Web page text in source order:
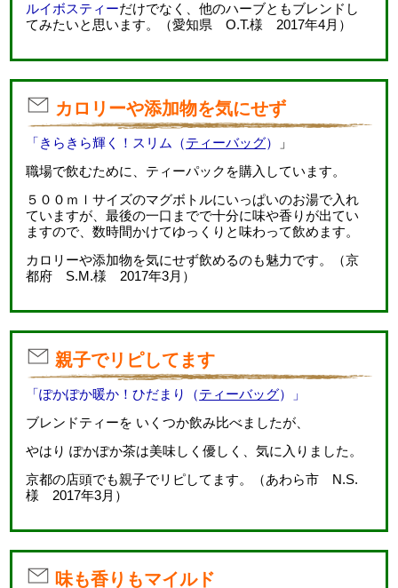
ルイボスティーだけでなく、他のハーブともブレンドし
てみたいと思います。（愛知県 O.T.様 2017年4月）
カロリーや添加物を気にせず
「きらきら輝く！スリム（ティーバッグ）
」
職場で飲むために、ティーパックを購入しています。
５００ｍｌサイズのマグボトルにいっぱいのお湯で入れ
ていますが、最後の一口までで十分に味や香りが出てい
ますので、数時間かけてゆっくりと味わって飲めます。
カロリーや添加物を気にせず飲めるのも魅力です。（京
都府 S.M.様 2017年3月）
親子でリピしてます
「ぽかぽか暖か！ひだまり（ティーバッグ）」
ブレンドティーを いくつか飲み比べましたが、
やはり ぽかぽか茶は美味しく優しく、気に入りました。
京都の店頭でも親子でリピしてます。（あわら市 N.S.
様 2017年3月）
味も香りもマイルド